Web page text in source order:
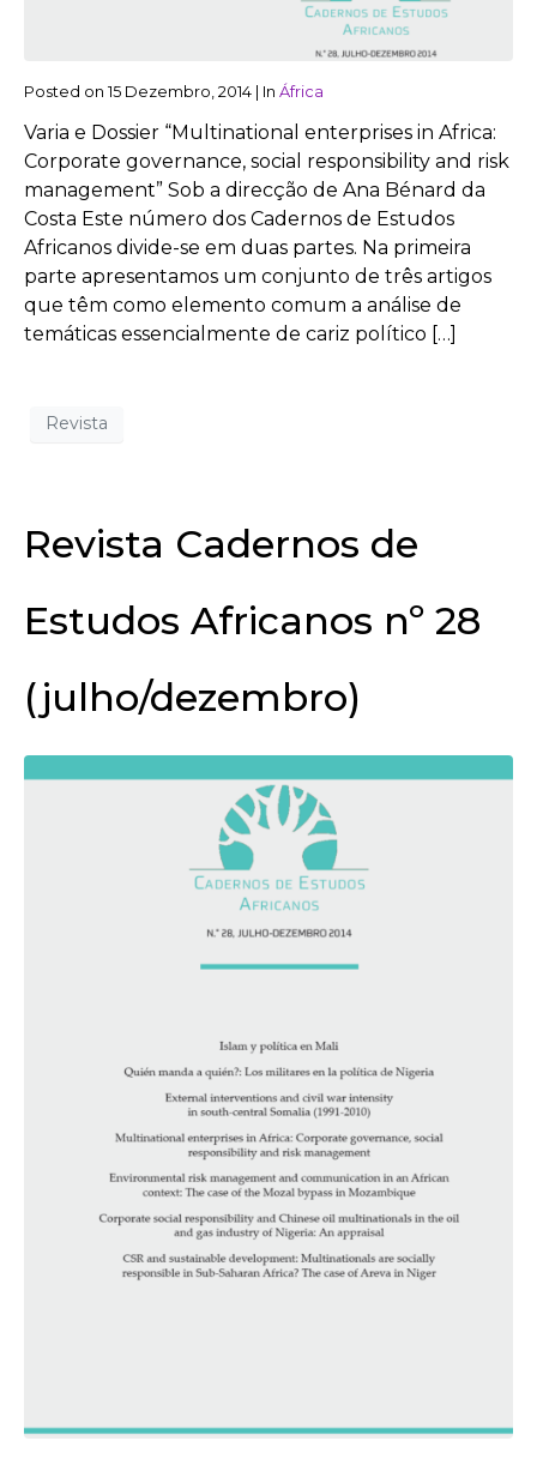
Posted on 15 Dezembro, 2014 In África
Varia e Dossier “Multinational enterprises in Africa:
Corporate governance, social responsibility and risk
management” Sob a direcção de Ana Bénard da
Costa Este número dos Cadernos de Estudos
Africanos divide-se em duas partes. Na primeira
parte apresentamos um conjunto de três artigos
que têm como elemento comum a análise de
temáticas essencialmente de cariz político […]
Revista
Revista Cadernos de
Estudos Africanos nº 28
(julho/dezembro)